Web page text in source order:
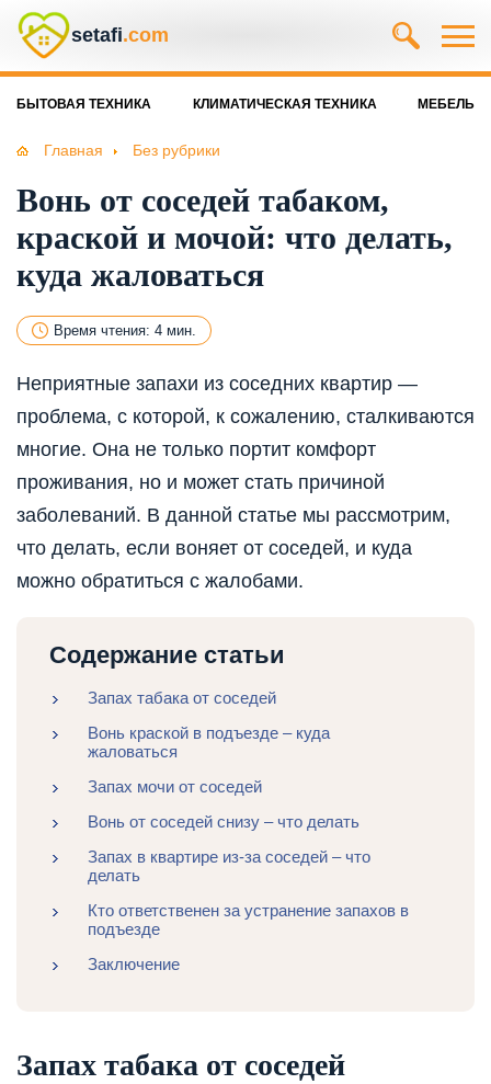
setafi.com
БЫТОВАЯ ТЕХНИКА КЛИМАТИЧЕСКАЯ ТЕХНИКА МЕБЕЛЬ
Главная Без рубрики
Вонь от соседей табаком,
краской и мочой: что делать,
куда жаловаться
Время чтения: 4 мин.
Неприятные запахи из соседних квартир —
проблема, с которой, к сожалению, сталкиваются
многие. Она не только портит комфорт
проживания, но и может стать причиной
заболеваний. В данной статье мы рассмотрим,
что делать, если воняет от соседей, и куда
можно обратиться с жалобами.
Содержание статьи
Запах табака от соседей
Вонь краской в подъезде – куда
жаловаться
Запах мочи от соседей
Вонь от соседей снизу – что делать
Запах в квартире из-за соседей – что
делать
Кто ответственен за устранение запахов в
подъезде
Заключение
Запах табака от соседей